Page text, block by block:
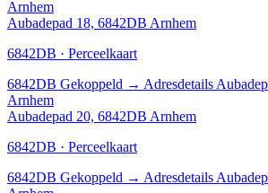
Arnhem
Aubadepad 18, 6842DB Arnhem
6842DB · Perceelkaart
6842DB Gekoppeld → Adresdetails
Arnhem
Aubadepad 20, 6842DB Arnhem
6842DB · Perceelkaart
6842DB Gekoppeld → Adresdetails